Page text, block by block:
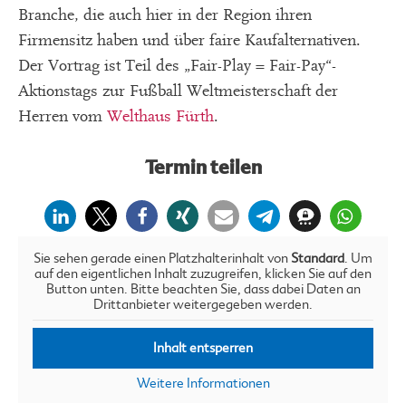
Branche, die auch hier in der Region ihren
Firmensitz haben und über faire Kaufalternativen.
Der Vortrag ist Teil des „Fair-Play = Fair-Pay“-
Aktionstags zur Fußball Weltmeisterschaft der
Herren vom Welthaus Fürth.
Termin teilen
Sie sehen gerade einen Platzhalterinhalt von Standard. Um
auf den eigentlichen Inhalt zuzugreifen, klicken Sie auf den
Button unten. Bitte beachten Sie, dass dabei Daten an
Drittanbieter weitergegeben werden.
Inhalt entsperren
Weitere Informationen